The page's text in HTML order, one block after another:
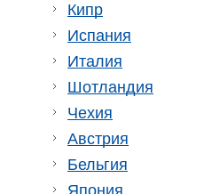
Кипр
Испания
Италия
Шотландия
Чехия
Австрия
Бельгия
Япония